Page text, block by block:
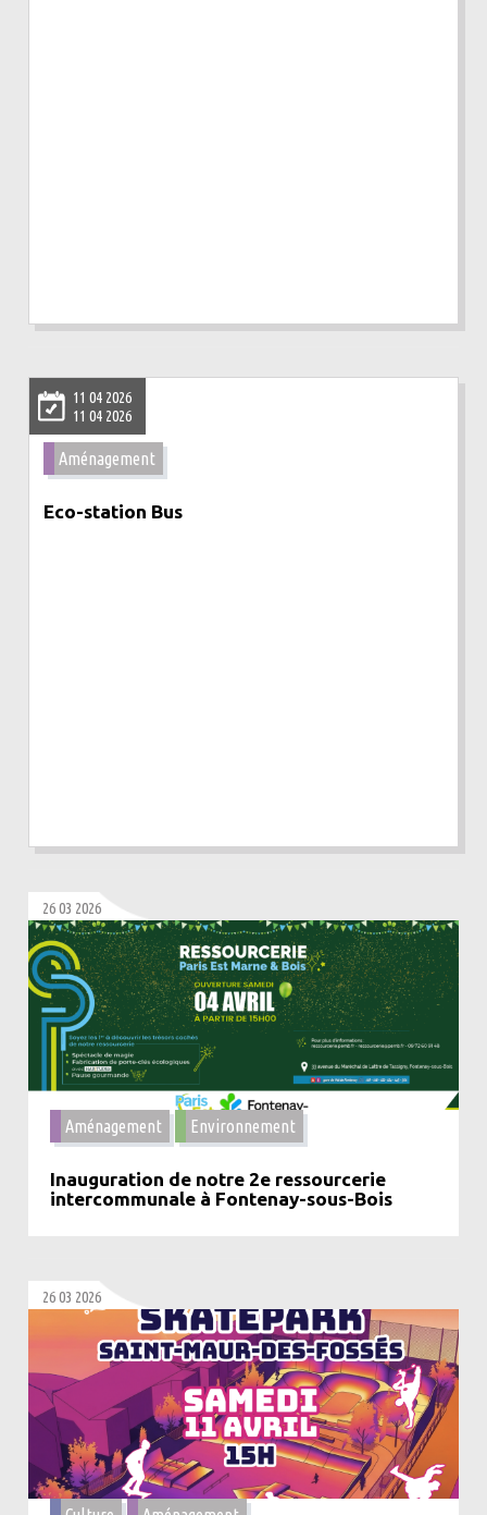
11 04 2026
11 04 2026
Aménagement
Eco-station Bus
26 03 2026
Aménagement Environnement
Inauguration de notre 2e ressourcerie
intercommunale à Fontenay-sous-Bois
26 03 2026